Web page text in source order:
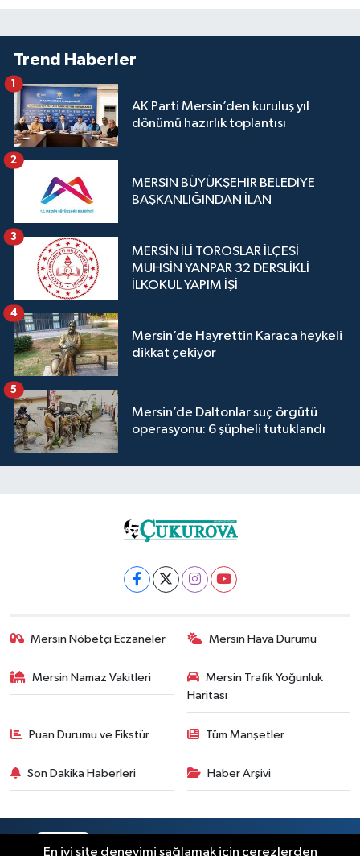
Trend Haberler
AK Parti Mersin’den kuruluş yıl
dönümü hazırlık toplantısı
1
MERSİN BÜYÜKŞEHİR BELEDİYE
BAŞKANLIĞINDAN İLAN
2
MERSİN İLİ TOROSLAR İLÇESİ
MUHSİN YANPAR 32 DERSLİKLİ
İLKOKUL YAPIM İŞİ
3
Mersin’de Hayrettin Karaca heykeli
dikkat çekiyor
4
Mersin’de Daltonlar suç örgütü
operasyonu: 6 şüpheli tutuklandı
5
Mersin Nöbetçi Eczaneler Mersin Hava Durumu
Mersin Namaz Vakitleri
Mersin Trafik Yoğunluk
Haritası
Puan Durumu ve Fikstür Tüm Manşetler
Son Dakika Haberleri Haber Arşivi
En iyi site deneyimi sağlamak için çerezlerden